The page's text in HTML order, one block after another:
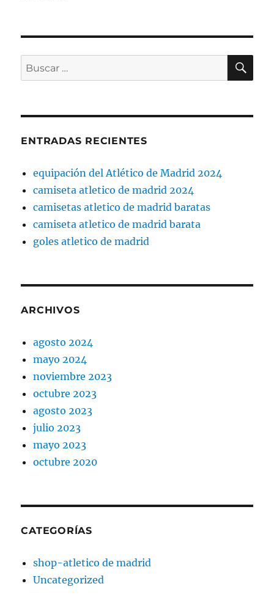
Buscar
por:
ENTRADAS RECIENTES
equipación del Atlético de Madrid 2024
camiseta atletico de madrid 2024
camisetas atletico de madrid baratas
camiseta atletico de madrid barata
goles atletico de madrid
ARCHIVOS
agosto 2024
mayo 2024
noviembre 2023
octubre 2023
agosto 2023
julio 2023
mayo 2023
octubre 2020
CATEGORÍAS
shop-atletico de madrid
Uncategorized